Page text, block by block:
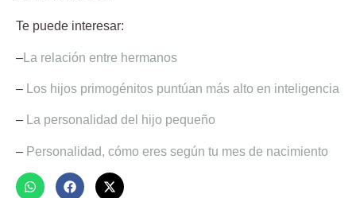
Te puede interesar:
– La relación entre hermanos
– Los hijos primogénitos puntúan más alto en inteligencia
– La personalidad del hijo pequeño
– Personalidad, cómo eres según tu mes de nacimiento